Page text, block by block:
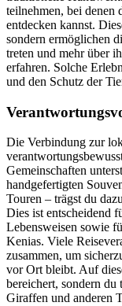
teilnehmen, bei denen
entdecken kannst.
sondern ermöglichen
treten und mehr über
erfahren. Solche
und den Schutz der
Die Verbindung zur
Gemeinschaften
handgefertigten
Touren – trägst du
Dies ist entscheidend
Lebensweisen sowie
Kenias. Viele
zusammen, um
vor Ort bleibt. Auf
bereichert, sondern
Giraffen und anderen